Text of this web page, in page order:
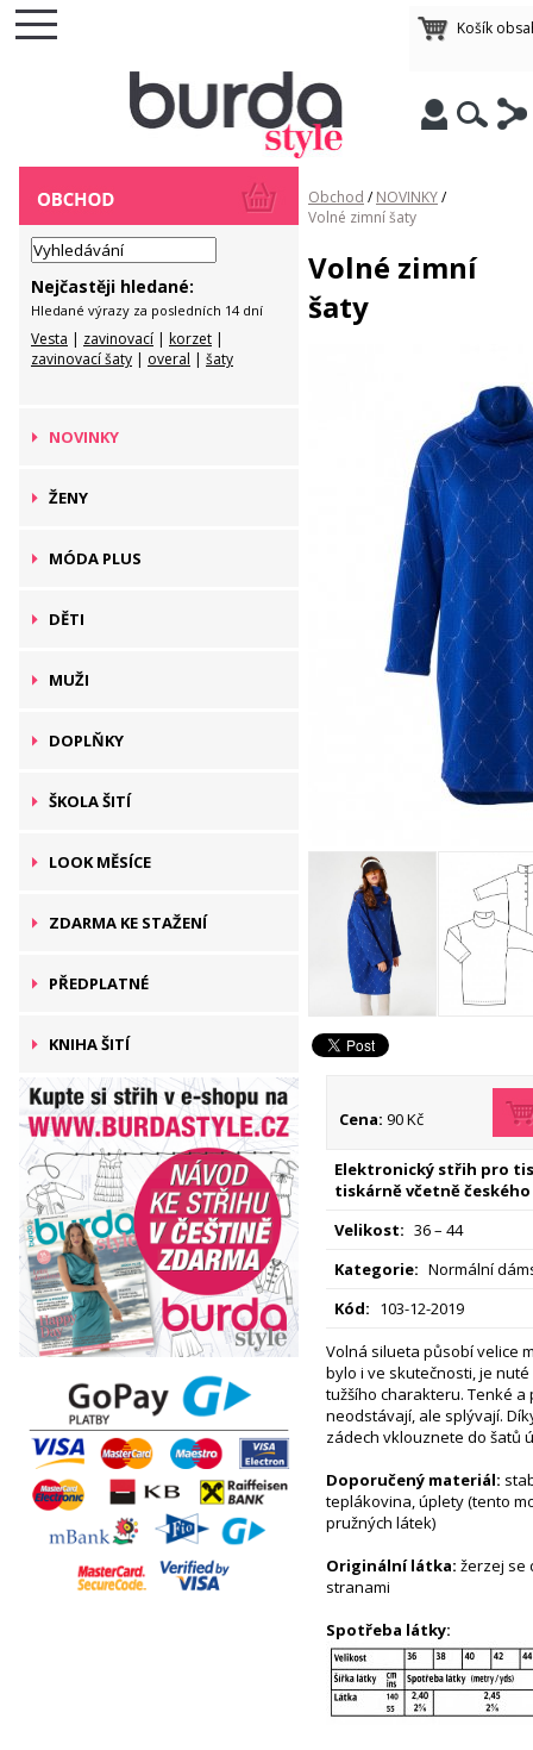
Košík
Nejčastěji hledané:
Hledané výrazy za posledních 14 dní
Vesta | zavinovací | korzet |
zavinovací šaty | overal | šaty
NOVINKY
ŽENY
MÓDA PLUS
DĚTI
MUŽI
DOPLŇKY
ŠKOLA ŠITÍ
LOOK MĚSÍCE
ZDARMA KE STAŽENÍ
PŘEDPLATNÉ
KNIHA ŠITÍ
Obchod / NOVINKY/
Volné zimní šaty
Volné zimní
šaty
Cena: 90 Kč
Elektronický střih pro
tiskárně včetně českého
Velikost: 36 – 44
Kategorie: Normální
Kód: 103-12-2019
Volná silueta působí velice
bylo i ve skutečnosti, je
tužšího charakteru. Tenké
neodstávají, ale splývají.
zádech vklouznete do šatů
Doporučený materiál:
teplákovina, úplety (tento
pružných látek)
Originální látka: žerzej se
stranami
Spotřeba látky: